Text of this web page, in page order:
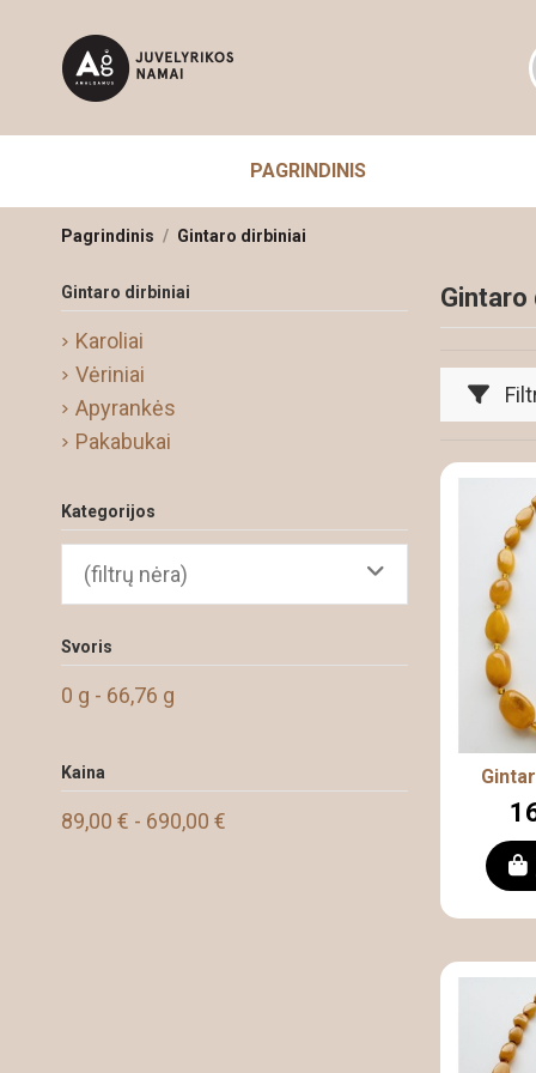
PAGRINDINIS
Pagrindinis Gintaro dirbiniai
Gintaro
Gintaro dirbiniai
Karoliai
Vėriniai
Apyrankės
Pakabukai
Kategorijos
(filtrų nėra)
Svoris
0 g - 66,76 g
Kaina
89,00 € - 690,00 €